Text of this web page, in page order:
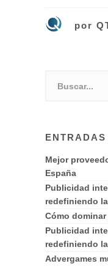
por
Mejor
España
Publicidad
redefiniendo
Cómo
Publicidad
redefiniendo
Advergames